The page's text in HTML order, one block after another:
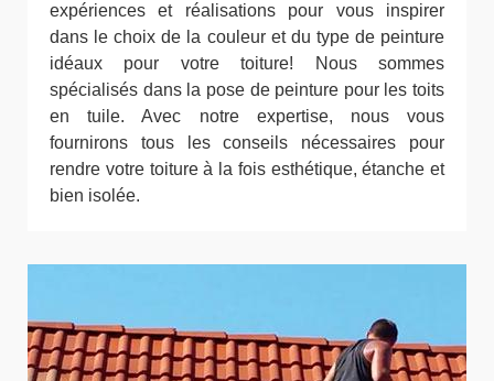
expériences et réalisations pour vous inspirer
dans le choix de la couleur et du type de peinture
idéaux pour votre toiture! Nous sommes
spécialisés dans la pose de peinture pour les toits
en tuile. Avec notre expertise, nous vous
fournirons tous les conseils nécessaires pour
rendre votre toiture à la fois esthétique, étanche et
bien isolée.